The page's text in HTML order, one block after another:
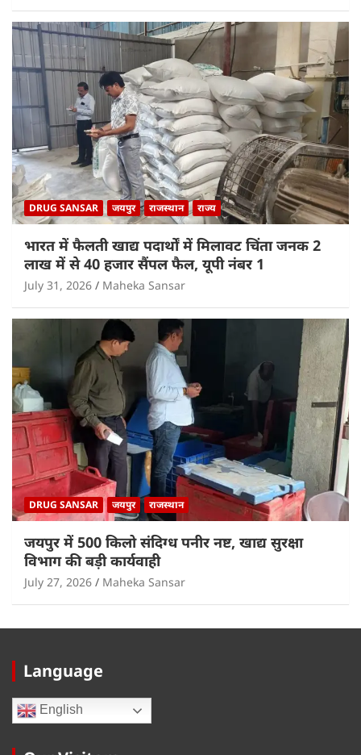
DRUG SANSAR जयपुर राजस्थान राज्य
भारत में फैलती खाद्य पदार्थों में मिलावट चिंता जनक 2
लाख में से 40 हजार सैंपल फैल, यूपी नंबर 1
July 31, 2026 Maheka Sansar
DRUG SANSAR जयपुर राजस्थान
जयपुर में 500 किलो संदिग्ध पनीर नष्ट, खाद्य सुरक्षा
विभाग की बड़ी कार्यवाही
July 27, 2026 Maheka Sansar
Language
English